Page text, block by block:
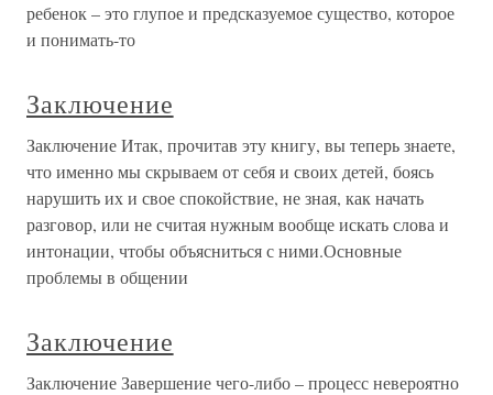
ребенок – это глупое и предсказуемое существо, которое
и понимать-то
Заключение
Заключение Итак, прочитав эту книгу, вы теперь знаете,
что именно мы скрываем от себя и своих детей, боясь
нарушить их и свое спокойствие, не зная, как начать
разговор, или не считая нужным вообще искать слова и
интонации, чтобы объясниться с ними.Основные
проблемы в общении
Заключение
Заключение Завершение чего-либо – процесс невероятно